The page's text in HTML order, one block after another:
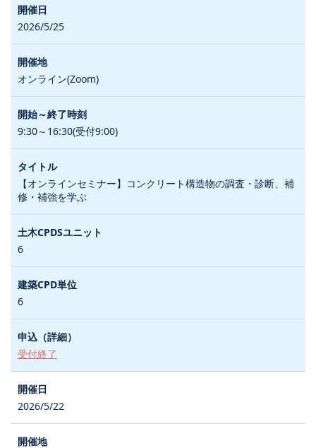
2026/5/25
オンライン(Zoom)
9:30～16:30(受付9:00)
【オンラインセミナー】コンクリート構造物の調査・診断、補
修・補強を学ぶ
6
6
受付終了
2026/5/22